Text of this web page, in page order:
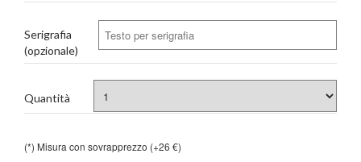
Serigrafia
(opzionale)
Quantità
(*) Misura con sovrapprezzo (+26 €)